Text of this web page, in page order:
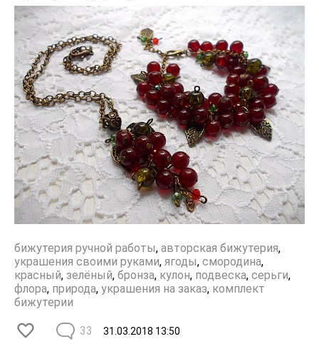
бижутерия ручной работы, авторская бижутерия,
украшения своими руками, ягоды, смородина,
красный, зелёный, бронза, кулон, подвеска, серьги,
флора, природа, украшения на заказ, комплект
бижутерии
31.03.2018 13:50
33